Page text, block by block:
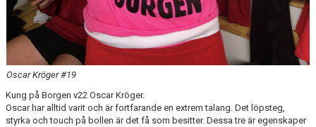
Oscar Kröger #19
Kung på Borgen v22 Oscar Kröger.
Oscar har alltid varit och är fortfarande en extrem talang. Det löpsteg,
styrka och touch på bollen är det få som besitter. Dessa tre är egenskaper